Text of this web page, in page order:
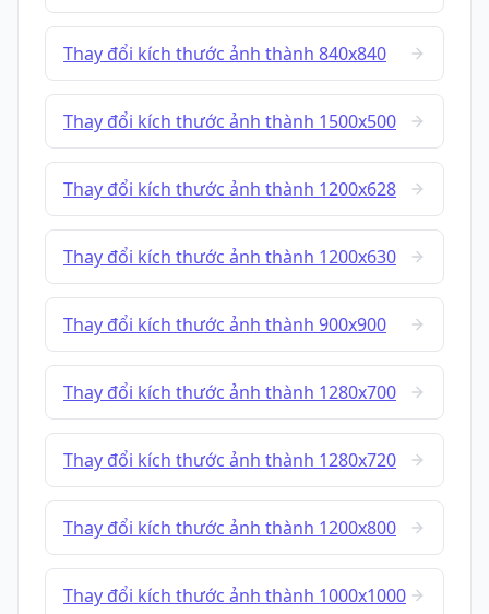
Thay đổi kích thước ảnh thành 840x840
Thay đổi kích thước ảnh thành 1500x500
Thay đổi kích thước ảnh thành 1200x628
Thay đổi kích thước ảnh thành 1200x630
Thay đổi kích thước ảnh thành 900x900
Thay đổi kích thước ảnh thành 1280x700
Thay đổi kích thước ảnh thành 1280x720
Thay đổi kích thước ảnh thành 1200x800
Thay đổi kích thước ảnh thành 1000x1000